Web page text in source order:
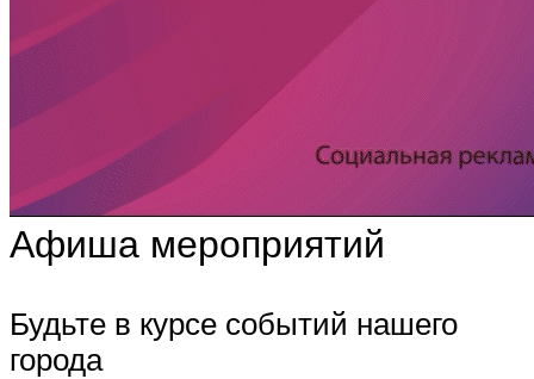
Афиша мероприятий
Будьте в курсе событий нашего
города